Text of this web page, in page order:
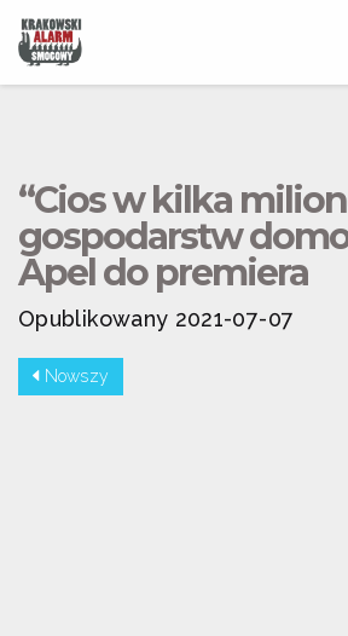
“Cios w kilka
gospodarstw
Apel do premiera
Opublikowany 2021-07-07
Nowszy